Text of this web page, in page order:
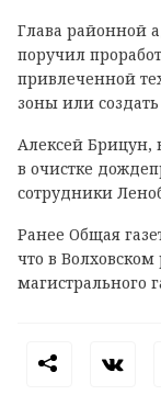
Глава районной
поручил
привлеченной
зоны или
Алексей Брицун,
в очистке
сотрудники
Ранее Общая
что в
магистрального